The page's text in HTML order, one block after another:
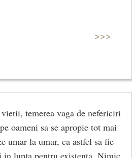
>>>
temerea vaga de nefericiri
oameni sa se apropie tot mai
umar la umar, ca astfel sa fie
lupta pentru existenta. Nimic